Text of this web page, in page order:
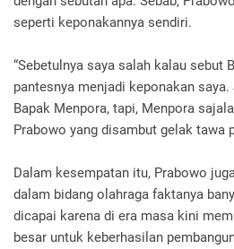
seperti keponakannya sendiri.
“Sebetulnya saya salah kalau sebut
pantesnya menjadi keponakan
Bapak Menpora, tapi, Menpora
Prabowo yang disambut gelak tawa
Dalam kesempatan itu, Prabowo
dalam bidang olahraga faktanya
dicapai karena di era masa kini
besar untuk keberhasilan